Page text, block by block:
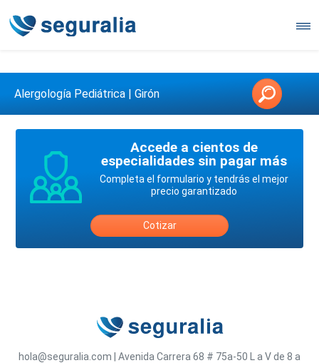
Contáctanos en 3147146006
Alergología Pediátrica | Girón
Accede a cientos de
especialidades sin pagar más
Completa el formulario y tendrás el mejor
precio garantizado
Cotizar
hola@seguralia.com Avenida Carrera 68 # 75a-50
L a V de 8 a